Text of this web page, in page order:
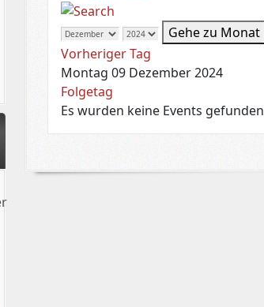
Gehe zu Monat
Vorheriger Tag
Montag 09 Dezember 2024
Folgetag
Es wurden keine Events gefunden